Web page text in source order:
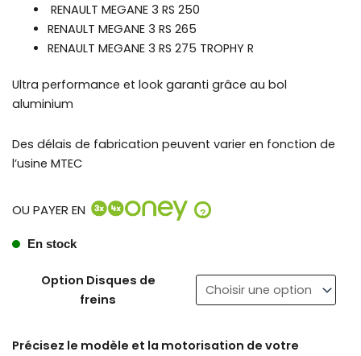
RENAULT MEGANE 3 RS 250
RENAULT MEGANE 3 RS 265
RENAULT MEGANE 3 RS 275 TROPHY R
Ultra performance et look garanti grâce au bol
aluminium
Des délais de fabrication peuvent varier en fonction de
l’usine MTEC
OU PAYER EN ?
En stock
Option Disques de
freins
Précisez le modèle et la motorisation de votre